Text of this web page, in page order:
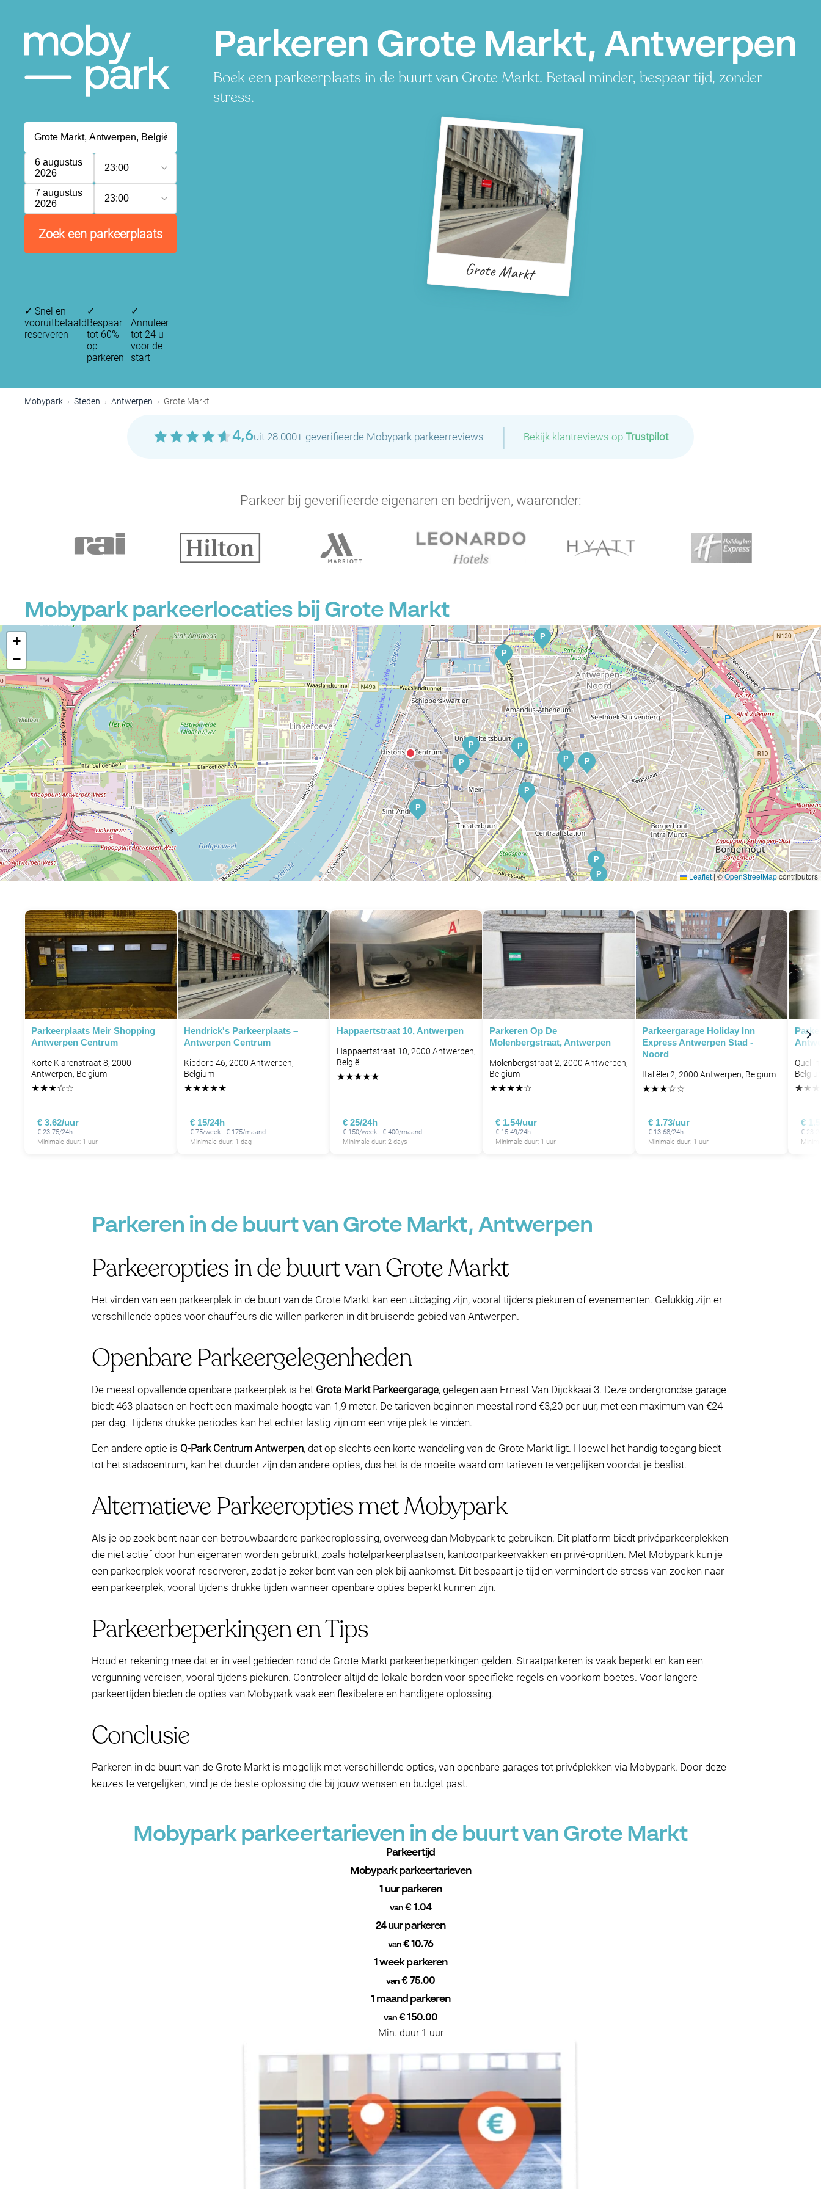
Parkeren Grote Markt, Antwerpen
Boek een parkeerplaats in de buurt van Grote Markt. Betaal minder, bespaar tijd, zonder
stress.
6 augustus
2026
23:00
7 augustus
2026
23:00
Zoek een parkeerplaats
Grote Markt
✓ Snel en
vooruitbetaald
reserveren
✓
Bespaar
tot 60%
op
parkeren
✓
Annuleer
tot 24 u
voor de
start
Mobypark Steden Antwerpen Grote Markt
4,6uit 28.000+ geverifieerde Mobypark parkeerreviews | Bekijk klantreviews op Trustpilot
Parkeer bij geverifieerde eigenaren en bedrijven, waaronder:
Mobypark parkeerlocaties bij Grote Markt
P
P
P
P
P
P
P
P
P
P
P
P
P
+
−
Leaflet|©OpenStreetMapcontributors
Parkeerplaats Meir Shopping
Antwerpen Centrum
Korte Klarenstraat 8, 2000
Antwerpen, Belgium
★★★☆☆
€ 3.62/uur
€ 23.75/24h
Minimale duur: 1 uur
Hendrick's Parkeerplaats –
Antwerpen Centrum
Kipdorp 46, 2000 Antwerpen,
Belgium
★★★★★
€ 15/24h
€ 75/week · € 175/maand
Minimale duur: 1 dag
Happaertstraat 10, Antwerpen
Happaertstraat 10, 2000 Antwerpen,
België
★★★★★
€ 25/24h
€ 150/week · € 400/maand
Minimale duur: 2 days
Parkeren Op De
Molenbergstraat, Antwerpen
Molenbergstraat 2, 2000 Antwerpen,
Belgium
★★★★☆
€ 1.54/uur
€ 15.49/24h
Minimale duur: 1 uur
Parkeergarage Holiday Inn
Express Antwerpen Stad -
Noord
Italiëlei 2, 2000 Antwerpen, Belgium
★★★☆☆
€ 1.73/uur
€ 13.68/24h
Minimale duur: 1 uur
★★ ★
€
€
Parkeren in de buurt van Grote Markt, Antwerpen
Parkeeropties in de buurt van Grote Markt
Het vinden van een parkeerplek in de buurt van de Grote Markt kan een uitdaging zijn, vooral tijdens piekuren of evenementen. Gelukkig zijn er
verschillende opties voor chauffeurs die willen parkeren in dit bruisende gebied van Antwerpen.
Openbare Parkeergelegenheden
De meest opvallende openbare parkeerplek is het Grote Markt Parkeergarage, gelegen aan Ernest Van Dijckkaai 3. Deze ondergrondse garage
biedt 463 plaatsen en heeft een maximale hoogte van 1,9 meter. De tarieven beginnen meestal rond €3,20 per uur, met een maximum van €24
per dag. Tijdens drukke periodes kan het echter lastig zijn om een vrije plek te vinden.
Een andere optie is Q-Park Centrum Antwerpen, dat op slechts een korte wandeling van de Grote Markt ligt. Hoewel het handig toegang biedt
tot het stadscentrum, kan het duurder zijn dan andere opties, dus het is de moeite waard om tarieven te vergelijken voordat je beslist.
Alternatieve Parkeeropties met Mobypark
Als je op zoek bent naar een betrouwbaardere parkeeroplossing, overweeg dan Mobypark te gebruiken. Dit platform biedt privéparkeerplekken
die niet actief door hun eigenaren worden gebruikt, zoals hotelparkeerplaatsen, kantoorparkeervakken en privé-opritten. Met Mobypark kun je
een parkeerplek vooraf reserveren, zodat je zeker bent van een plek bij aankomst. Dit bespaart je tijd en vermindert de stress van zoeken naar
een parkeerplek, vooral tijdens drukke tijden wanneer openbare opties beperkt kunnen zijn.
Parkeerbeperkingen en Tips
Houd er rekening mee dat er in veel gebieden rond de Grote Markt parkeerbeperkingen gelden. Straatparkeren is vaak beperkt en kan een
vergunning vereisen, vooral tijdens piekuren. Controleer altijd de lokale borden voor specifieke regels en voorkom boetes. Voor langere
parkeertijden bieden de opties van Mobypark vaak een flexibelere en handigere oplossing.
Conclusie
Parkeren in de buurt van de Grote Markt is mogelijk met verschillende opties, van openbare garages tot privéplekken via Mobypark. Door deze
keuzes te vergelijken, vind je de beste oplossing die bij jouw wensen en budget past.
Mobypark parkeertarieven in de buurt van Grote Markt
Parkeertijd
Mobypark parkeertarieven
1 uur parkeren
van € 1.04
24 uur parkeren
van€ 10.76
1 week parkeren
van € 75.00
1 maand parkeren
van € 150.00
Min. duur 1 uur